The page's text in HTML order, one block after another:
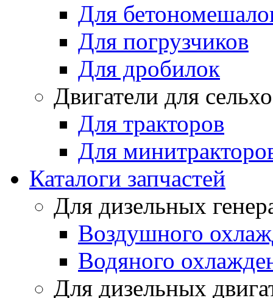
Для
Для погрузчиков
Для дробилок
Двигатели для
Для тракторов
Для
Каталоги запчастей
Для дизельных
Воздушного
Водяного
Для дизельных